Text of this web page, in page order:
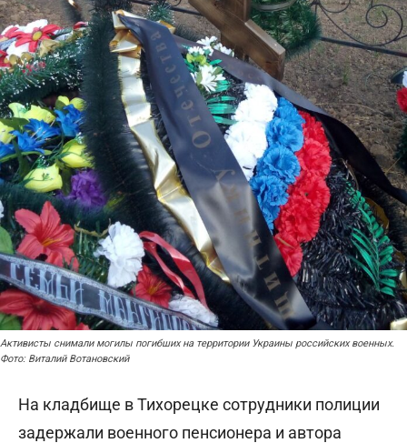
Активисты снимали могилы погибших на территории Украины российских военных.
Фото: Виталий Вотановский
На кладбище в Тихорецке сотрудники полиции
задержали военного пенсионера и автора